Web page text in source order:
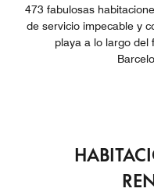
473 fabulosas
de servicio impecable y
playa a lo largo del